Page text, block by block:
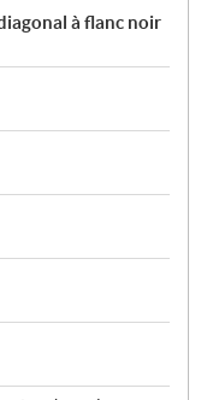
à flanc noir